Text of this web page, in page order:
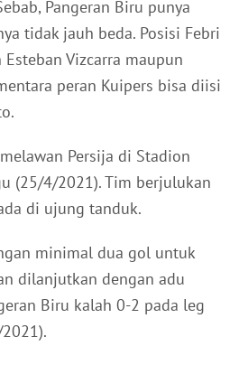
Pangeran Biru punya
tidak jauh beda. Posisi Febri
Vizcarra maupun
peran Kuipers bisa diisi
Persija di Stadion
(25/4/2021). Tim berjulukan
di ujung tanduk.
minimal dua gol untuk
dilanjutkan dengan adu
Biru kalah 0-2 pada leg